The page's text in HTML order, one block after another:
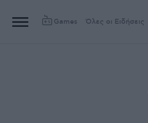
Games Όλες οι Ειδήσεις